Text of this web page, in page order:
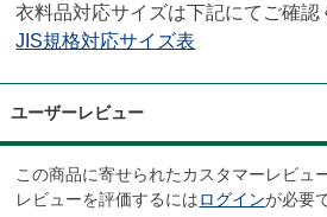
衣料品対応サイズは下記にてご確認
JIS規格対応サイズ表
ユーザーレビュー
この商品に寄せられたカスタマーレビュ
レビューを評価するにはログインが必要